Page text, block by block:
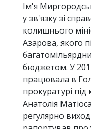
Ім'я
у зв'язку зі
колишнього
Азарова, якого
бюджетом. У
працювала в
прокуратурі
Анатолія
регулярно